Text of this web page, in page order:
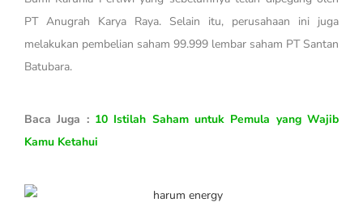
PT Anugrah Karya Raya. Selain itu, perusahaan ini juga
melakukan pembelian saham 99.999 lembar saham PT Santan
Batubara.
Baca Juga : 10 Istilah Saham untuk Pemula yang Wajib
Kamu Ketahui